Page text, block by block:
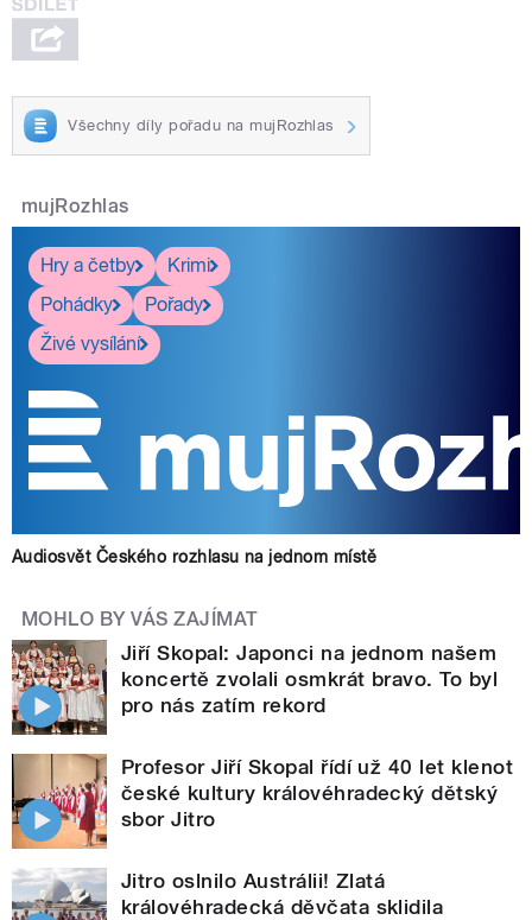
Všechny díly pořadu na mujRozhlas
mujRozhlas
Hry a četby
Krimi
Pohádky
Pořady
Živé vysílání
Audiosvět Českého rozhlasu na jednom místě
MOHLO BY VÁS ZAJÍMAT
Jiří Skopal: Japonci na jednom našem
koncertě zvolali osmkrát bravo. To byl
pro nás zatím rekord
Profesor Jiří Skopal řídí už 40 let klenot
české kultury královéhradecký dětský
sbor Jitro
Jitro oslnilo Austrálii! Zlatá
královéhradecká děvčata sklidila